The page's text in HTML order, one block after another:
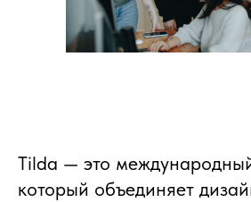
Tilda — это
который объединяет